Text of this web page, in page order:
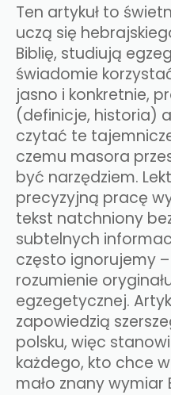
Ten artykuł to
uczą się
Biblię, studiują
świadomie
jasno i konkretnie,
(definicje, historia)
czytać te
czemu masora
być narzędziem.
precyzyjną pracę
tekst natchniony
subtelnych
często ignorujemy
rozumienie
egzegetycznej.
zapowiedzią
polsku, więc
każdego, kto chce
mało znany wymiar